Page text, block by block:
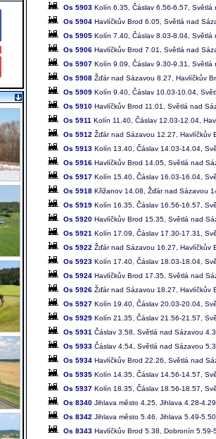
Os 5903 Kolín 6.35, Čáslav 6.56-6.57,
Os 5904 Havlíčkův Brod 6.05, Světlá nad
Os 5905 Kolín 7.40, Čáslav 8.03-8.04,
Os 5906 Havlíčkův Brod 7.01, Světlá nad
Os 5907 Kolín 9.09, Čáslav 9.30-9.31,
Os 5908 Žďár nad Sázavou 8.27, Havlíčkův
Os 5909 Kolín 9.40, Čáslav 10.03-10.04,
Os 5910 Havlíčkův Brod 11.01, Světlá nad
Os 5911 Kolín 11.40, Čáslav 12.03-12.04,
Os 5912 Žďár nad Sázavou 12.27, Havlíčkův
Os 5913 Kolín 13.40, Čáslav 14.03-14.04,
Os 5916 Havlíčkův Brod 14.05, Světlá nad
Os 5917 Kolín 15.40, Čáslav 16.03-16.04,
Os 5918 Křižanov 14.08, Žďár nad Sázavou
Os 5919 Kolín 16.35, Čáslav 16.56-16.57,
Os 5920 Havlíčkův Brod 15.35, Světlá nad
Os 5921 Kolín 17.09, Čáslav 17.30-17.31,
Os 5922 Žďár nad Sázavou 16.27, Havlíčkův
Os 5923 Kolín 17.40, Čáslav 18.03-18.04,
Os 5924 Havlíčkův Brod 17.35, Světlá nad
Os 5926 Žďár nad Sázavou 18.27, Havlíčkův
Os 5927 Kolín 19.40, Čáslav 20.03-20.04,
Os 5929 Kolín 21.35, Čáslav 21.56-21.57,
Os 5931 Čáslav 3.58, Světlá nad Sázavou
Os 5933 Čáslav 4.54, Světlá nad Sázavou
Os 5934 Havlíčkův Brod 22.26, Světlá nad
Os 5935 Kolín 14.35, Čáslav 14.56-14.57,
Os 5937 Kolín 18.35, Čáslav 18.56-18.57,
Os 8340 Jihlava město 4.25, Jihlava 4.28-
Os 8342 Jihlava město 5.46, Jihlava 5.49-
Os 8343 Havlíčkův Brod 5.38, Dobronín